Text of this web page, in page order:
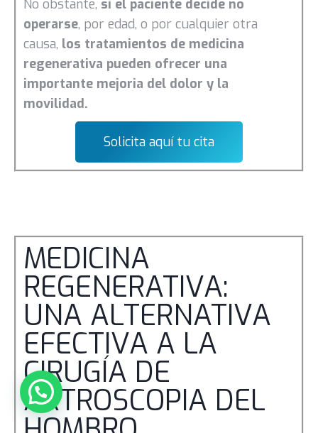
No obstante, si el paciente decide no
operarse, por edad, o por cualquier otra
causa, los tratamientos de medicina
regenerativa pueden ofrecer una
importante mejoria del dolor y la
movilidad.
Solicita aquí tu cita
MEDICINA
REGENERATIVA:
UNA ALTERNATIVA
EFECTIVA A LA
CIRUGÍA DE
ARTROSCOPIA DEL
Preguntame X